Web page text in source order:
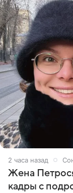
2 часа назад
Жена
кадры с